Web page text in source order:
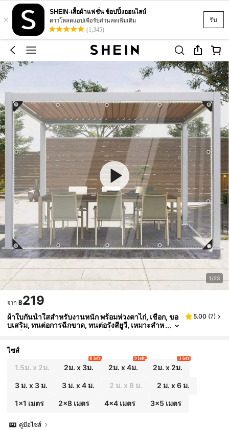
รับ
×
SHEIN-เสื้อผ้าแฟชั่น ช้อปปิ้งออนไลน์
ดาวโหลดแอปเพื่อรับส่วนลดเพิ่มเติม
(1,345)
1/23
จาก ฿219
ผ้าใบกันน้ำใสสำหรับงานหนัก พร้อมห่วงตาไก่, เชือก, ขอ
บเสริม, ทนต่อการฉีกขาด, ทนต่อรังสียูวี, เหมาะสำห
รับเรือนกระจก, สนาม, สวน, ระเบียง, ศาลา, กลางแ
5.00 (7)
ไซส์
1.5ม. x 2ม. 2ม. x 3ม.
8 left
2ม. x 4ม.
9 left
2ม. x 2ม.
3 left
3 ม. x 3 ม. 3 ม. x 4 ม. 2 ม. x 8 ม. 2 ม. x 6 ม.
1x1 เมตร 2x8 เมตร 4x4 เมตร 3x5 เมตร
คู่มือไซส์